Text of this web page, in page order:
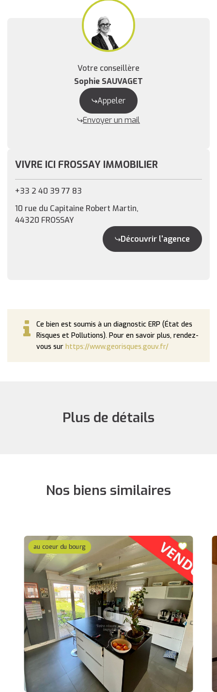
Votre conseillère
Sophie SAUVAGET
Appeler
Envoyer un mail
VIVRE ICI FROSSAY IMMOBILIER
+33 2 40 39 77 83
10 rue du Capitaine Robert Martin,
44320 FROSSAY
Découvrir l'agence
Ce bien est soumis à un diagnostic ERP (État des
Risques et Pollutions). Pour en savoir plus, rendez-
vous sur https://www.georisques.gouv.fr/
Plus de détails
Nos biens similaires
au coeur du bourg